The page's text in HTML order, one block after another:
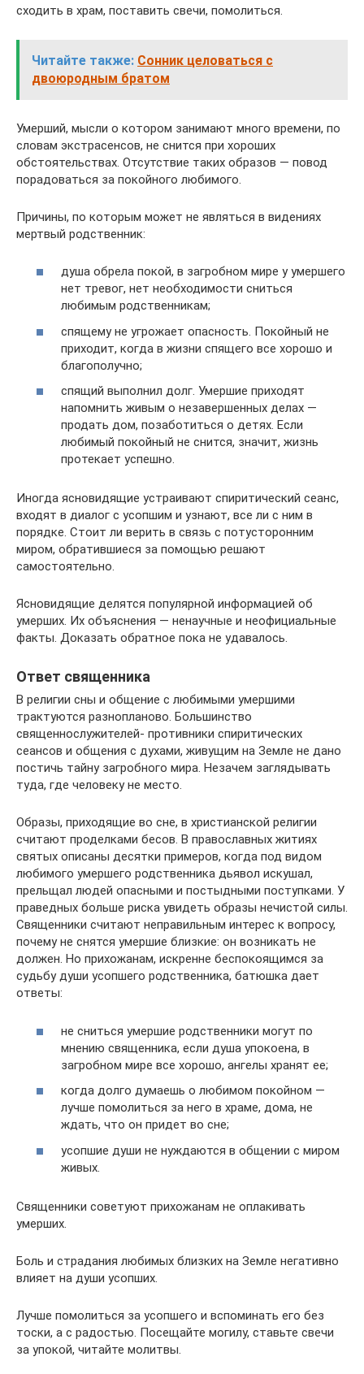
сходить в храм, поставить свечи, помолиться.
Читайте также: Сонник целоваться с
двоюродным братом
Умерший, мысли о котором занимают много времени, по
словам экстрасенсов, не снится при хороших
обстоятельствах. Отсутствие таких образов — повод
порадоваться за покойного любимого.
Причины, по которым может не являться в видениях
мертвый родственник:
душа обрела покой, в загробном мире у умершего
нет тревог, нет необходимости сниться
любимым родственникам;
спящему не угрожает опасность. Покойный не
приходит, когда в жизни спящего все хорошо и
благополучно;
спящий выполнил долг. Умершие приходят
напомнить живым о незавершенных делах —
продать дом, позаботиться о детях. Если
любимый покойный не снится, значит, жизнь
протекает успешно.
Иногда ясновидящие устраивают спиритический сеанс,
входят в диалог с усопшим и узнают, все ли с ним в
порядке. Стоит ли верить в связь с потусторонним
миром, обратившиеся за помощью решают
самостоятельно.
Ясновидящие делятся популярной информацией об
умерших. Их объяснения — ненаучные и неофициальные
факты. Доказать обратное пока не удавалось.
Ответ священника
В религии сны и общение с любимыми умершими
трактуются разнопланово. Большинство
священнослужителей- противники спиритических
сеансов и общения с духами, живущим на Земле не дано
постичь тайну загробного мира. Незачем заглядывать
туда, где человеку не место.
Образы, приходящие во сне, в христианской религии
считают проделками бесов. В православных житиях
святых описаны десятки примеров, когда под видом
любимого умершего родственника дьявол искушал,
прельщал людей опасными и постыдными поступками. У
праведных больше риска увидеть образы нечистой силы.
Священники считают неправильным интерес к вопросу,
почему не снятся умершие близкие: он возникать не
должен. Но прихожанам, искренне беспокоящимся за
судьбу души усопшего родственника, батюшка дает
ответы:
не сниться умершие родственники могут по
мнению священника, если душа упокоена, в
загробном мире все хорошо, ангелы хранят ее;
когда долго думаешь о любимом покойном —
лучше помолиться за него в храме, дома, не
ждать, что он придет во сне;
усопшие души не нуждаются в общении с миром
живых.
Священники советуют прихожанам не оплакивать
умерших.
Боль и страдания любимых близких на Земле негативно
влияет на души усопших.
Лучше помолиться за усопшего и вспоминать его без
тоски, а с радостью. Посещайте могилу, ставьте свечи
за упокой, читайте молитвы.